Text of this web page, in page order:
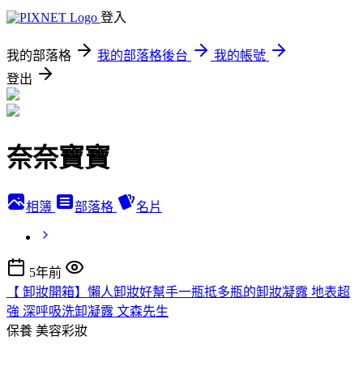
登入
我的部落格 我的部落格後台
我的帳號
登出
奈奈寶寶
相簿 部落格 名片
5年前
【 卸妝開箱】懶人卸妝好幫手一瓶抵多瓶的卸妝凝露 地表超
強 深呼吸洗卸凝露 文森先生
保養 美容彩妝